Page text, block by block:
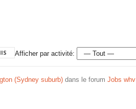
Afficher par activité:
(Sydney suburb) dans le forum Jobs whv